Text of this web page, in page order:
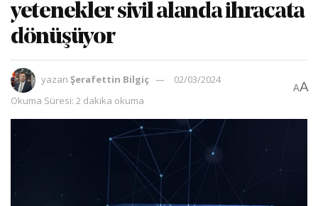
yetenekler sivil alanda ihracata
dönüşüyor
yazan Şerafettin Bilgiç
02/03/2024
Okuma Süresi: 2 dakika okuma
AA